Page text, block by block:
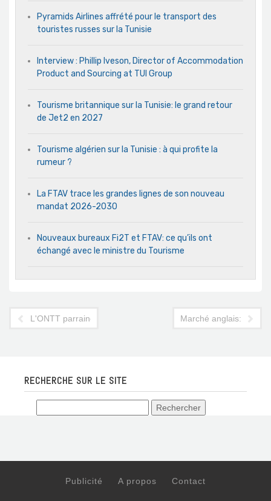
Pyramids Airlines affrété pour le transport des
touristes russes sur la Tunisie
Interview : Phillip Iveson, Director of Accommodation
Product and Sourcing at TUI Group
Tourisme britannique sur la Tunisie: le grand retour
de Jet2 en 2027
Tourisme algérien sur la Tunisie : à qui profite la
rumeur ?
La FTAV trace les grandes lignes de son nouveau
mandat 2026-2030
Nouveaux bureaux Fi2T et FTAV: ce qu’ils ont
échangé avec le ministre du Tourisme
L'ONTT parraine l'application mobile de Jet Set Magazine
Marché anglais:
RECHERCHE SUR LE SITE
Publicité A propos Contact